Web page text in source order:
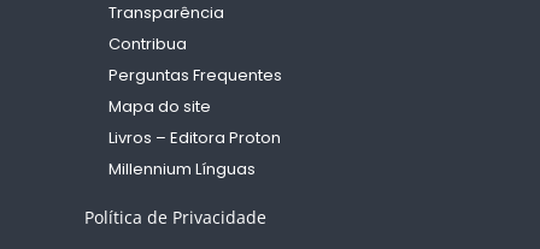
Transparência
Contribua
Perguntas Frequentes
Mapa do site
Livros – Editora Proton
Millennium Línguas
Política de Privacidade